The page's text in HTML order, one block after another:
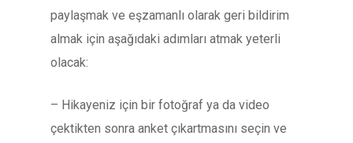
paylaşmak ve eşzamanlı olarak geri bildirim
almak için aşağıdaki adımları atmak yeterli
olacak:
– Hikayeniz için bir fotoğraf ya da video
çektikten sonra anket çıkartmasını seçin ve